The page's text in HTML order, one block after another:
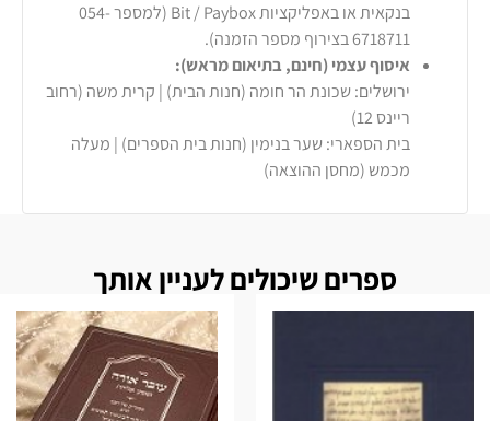
בנקאית או באפליקציות Bit / Paybox (למספר 054-
6718711 בצירוף מספר הזמנה).
איסוף עצמי (חינם, בתיאום מראש):
ירושלים: שכונת הר חומה (חנות הבית) | קרית משה (רחוב
ריינס 12)
בית הספארי: שער בנימין (חנות בית הספרים) | מעלה
מכמש (מחסן ההוצאה)
ספרים שיכולים לעניין אותך